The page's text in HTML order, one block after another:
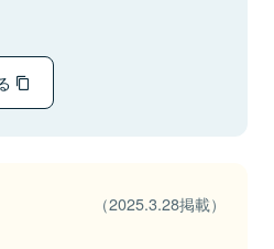
（2025.3.28掲載）